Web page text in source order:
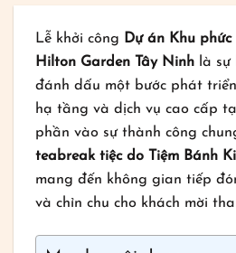
Lễ khởi công Dự án Khu
Hilton Garden Tây Ninh là sự
đánh dấu một bước phát
hạ tầng và dịch vụ cao cấp
phần vào sự thành công
teabreak tiệc do Tiệm Bánh
mang đến không gian tiếp
và chỉn chu cho khách mời